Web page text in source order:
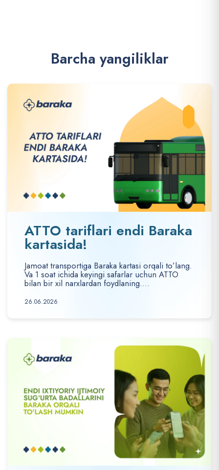
Barcha yangiliklar
ATTO tariflari endi Baraka
kartasida!
Jamoat transportiga Baraka kartasi orqali to’lang.
Va 1 soat ichida keyingi safarlar uchun ATTO
bilan bir xil narxlardan foydlaning....
26.06.2026